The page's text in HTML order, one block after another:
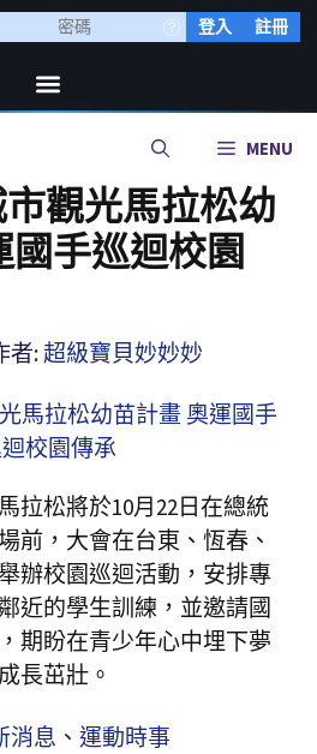
登入 註冊
MENU
觀光馬拉松幼
國手巡迴校園
者: 超級寶貝妙妙妙
拉松將於10月22日在總統
前，大會在台東、恆春、
辦校園巡迴活動，安排專
近的學生訓練，並邀請國
期盼在青少年心中埋下夢
長茁壯。
消息 、運動時事